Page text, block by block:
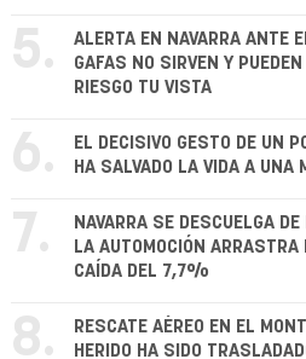
5.
ALERTA EN NAVARRA ANTE
GAFAS NO SIRVEN Y
RIESGO TU VISTA
6.
EL DECISIVO GESTO DE UN
HA SALVADO LA VIDA A UNA
7.
NAVARRA SE DESCUELGA
LA AUTOMOCIÓN
CAÍDA DEL 7,7%
8.
RESCATE AÉREO EN EL
HERIDO HA SIDO